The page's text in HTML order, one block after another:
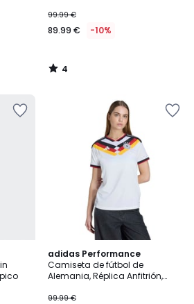
99.99 €
89.99 € -10%
4
/
adidas Performance
Camiseta de fútbol de
Alemania, Réplica Anfitrión,
99.99 €
4,8
/ 5